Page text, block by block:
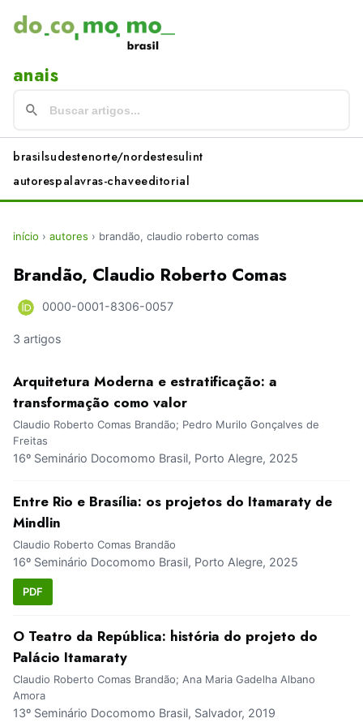
anais
brasilsudestenorte/nordestesulint
autorespalavras-chaveeditorial
início › autores › brandão, claudio roberto comas
Brandão, Claudio Roberto Comas
0000-0001-8306-0057
3 artigos
Arquitetura Moderna e estratificação: a
transformação como valor
Claudio Roberto Comas Brandão; Pedro Murilo Gonçalves de
Freitas
16º Seminário Docomomo Brasil, Porto Alegre, 2025
Entre Rio e Brasília: os projetos do Itamaraty de
Mindlin
Claudio Roberto Comas Brandão
16º Seminário Docomomo Brasil, Porto Alegre, 2025
PDF
O Teatro da República: história do projeto do
Palácio Itamaraty
Claudio Roberto Comas Brandão; Ana Maria Gadelha Albano
Amora
13º Seminário Docomomo Brasil, Salvador, 2019